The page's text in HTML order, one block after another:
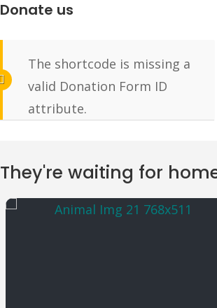
Donate us
The shortcode is missing a
valid Donation Form ID
attribute.
They're waiting for